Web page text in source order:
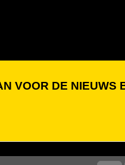
VOOR DE NIEUWS